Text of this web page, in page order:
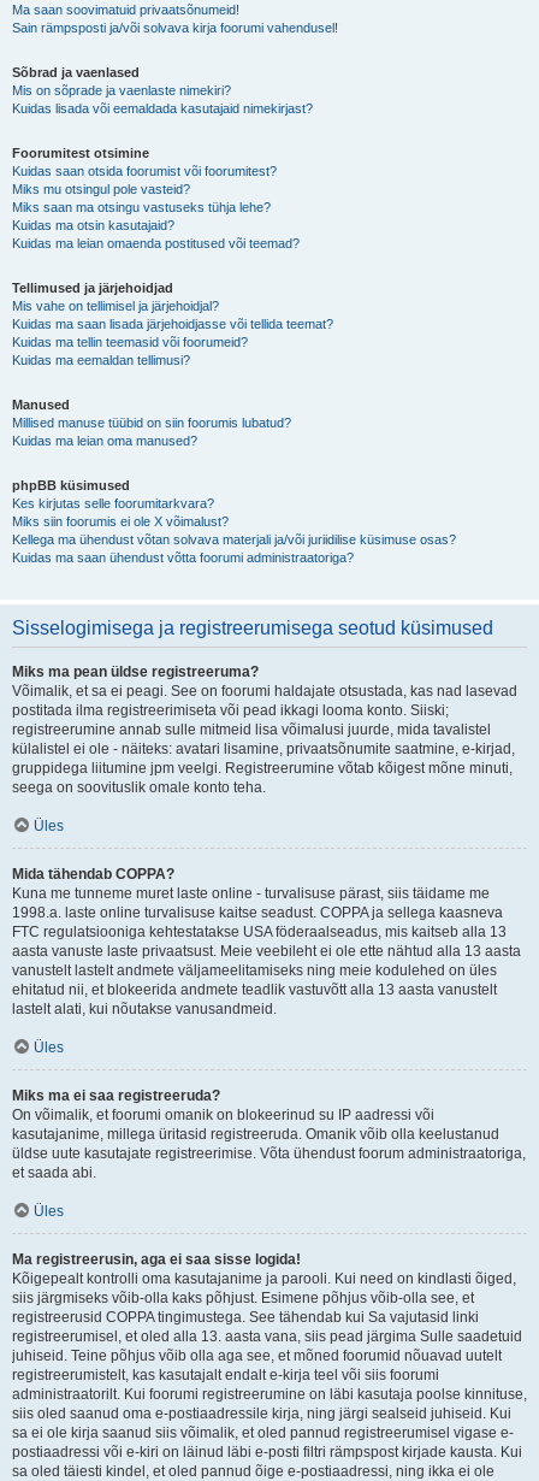
Ma saan soovimatuid privaatsõnumeid!
Sain rämpsposti ja/või solvava kirja foorumi vahendusel!
Sõbrad ja vaenlased
Mis on sõprade ja vaenlaste nimekiri?
Kuidas lisada või eemaldada kasutajaid nimekirjast?
Foorumitest otsimine
Kuidas saan otsida foorumist või foorumitest?
Miks mu otsingul pole vasteid?
Miks saan ma otsingu vastuseks tühja lehe?
Kuidas ma otsin kasutajaid?
Kuidas ma leian omaenda postitused või teemad?
Tellimused ja järjehoidjad
Mis vahe on tellimisel ja järjehoidjal?
Kuidas ma saan lisada järjehoidjasse või tellida teemat?
Kuidas ma tellin teemasid või foorumeid?
Kuidas ma eemaldan tellimusi?
Manused
Millised manuse tüübid on siin foorumis lubatud?
Kuidas ma leian oma manused?
phpBB küsimused
Kes kirjutas selle foorumitarkvara?
Miks siin foorumis ei ole X võimalust?
Kellega ma ühendust võtan solvava materjali ja/või juriidilise küsimuse osas?
Kuidas ma saan ühendust võtta foorumi administraatoriga?
Sisselogimisega ja registreerumisega seotud küsimused
Miks ma pean üldse registreeruma?
Võimalik, et sa ei peagi. See on foorumi haldajate otsustada, kas nad lasevad
postitada ilma registreerimiseta või pead ikkagi looma konto. Siiski;
registreerumine annab sulle mitmeid lisa võimalusi juurde, mida tavalistel
külalistel ei ole - näiteks: avatari lisamine, privaatsõnumite saatmine, e-kirjad,
gruppidega liitumine jpm veelgi. Registreerumine võtab kõigest mõne minuti,
seega on soovituslik omale konto teha.
Üles
Mida tähendab COPPA?
Kuna me tunneme muret laste online - turvalisuse pärast, siis täidame me
1998.a. laste online turvalisuse kaitse seadust. COPPA ja sellega kaasneva
FTC regulatsiooniga kehtestatakse USA föderaalseadus, mis kaitseb alla 13
aasta vanuste laste privaatsust. Meie veebileht ei ole ette nähtud alla 13 aasta
vanustelt lastelt andmete väljameelitamiseks ning meie kodulehed on üles
ehitatud nii, et blokeerida andmete teadlik vastuvõtt alla 13 aasta vanustelt
lastelt alati, kui nõutakse vanusandmeid.
Üles
Miks ma ei saa registreeruda?
On võimalik, et foorumi omanik on blokeerinud su IP aadressi või
kasutajanime, millega üritasid registreeruda. Omanik võib olla keelustanud
üldse uute kasutajate registreerimise. Võta ühendust foorum administraatoriga,
et saada abi.
Üles
Ma registreerusin, aga ei saa sisse logida!
Kõigepealt kontrolli oma kasutajanime ja parooli. Kui need on kindlasti õiged,
siis järgmiseks võib-olla kaks põhjust. Esimene põhjus võib-olla see, et
registreerusid COPPA tingimustega. See tähendab kui Sa vajutasid linki
registreerumisel, et oled alla 13. aasta vana, siis pead järgima Sulle saadetuid
juhiseid. Teine põhjus võib olla aga see, et mõned foorumid nõuavad uutelt
registreerumistelt, kas kasutajalt endalt e-kirja teel või siis foorumi
administraatorilt. Kui foorumi registreerumine on läbi kasutaja poolse kinnituse,
siis oled saanud oma e-postiaadressile kirja, ning järgi sealseid juhiseid. Kui
sa ei ole kirja saanud siis võimalik, et oled pannud registreerumisel vigase e-
postiaadressi või e-kiri on läinud läbi e-posti filtri rämpspost kirjade kausta. Kui
sa oled täiesti kindel, et oled pannud õige e-postiaadressi, ning ikka ei ole